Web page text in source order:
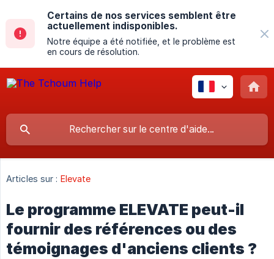
Certains de nos services semblent être
actuellement indisponibles.
Notre équipe a été notifiée, et le problème est
en cours de résolution.
Articles sur : Elevate
Le programme ELEVATE peut-il
fournir des références ou des
témoignages d'anciens clients ?